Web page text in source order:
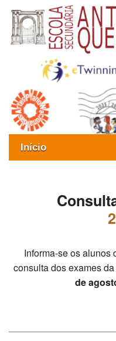
Início
Oferta formativa
ESAQ sem Bullying
Informa-se os alunos
consulta dos exames
de